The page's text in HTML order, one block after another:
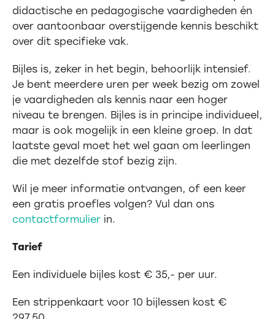
didactische en pedagogische vaardigheden én
over aantoonbaar overstijgende kennis beschikt
over dit specifieke vak.
Bijles is, zeker in het begin, behoorlijk intensief.
Je bent meerdere uren per week bezig om zowel
je vaardigheden als kennis naar een hoger
niveau te brengen. Bijles is in principe individueel,
maar is ook mogelijk in een kleine groep. In dat
laatste geval moet het wel gaan om leerlingen
die met dezelfde stof bezig zijn.
Wil je meer informatie ontvangen, of een keer
een gratis proefles volgen? Vul dan ons
contactformulier in.
Tarief
Een individuele bijles kost € 35,- per uur.
Een strippenkaart voor 10 bijlessen kost €